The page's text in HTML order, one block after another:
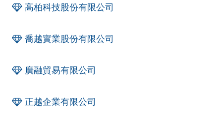
高柏科技股份有限公司
喬越實業股份有限公司
廣融貿易有限公司
正越企業有限公司